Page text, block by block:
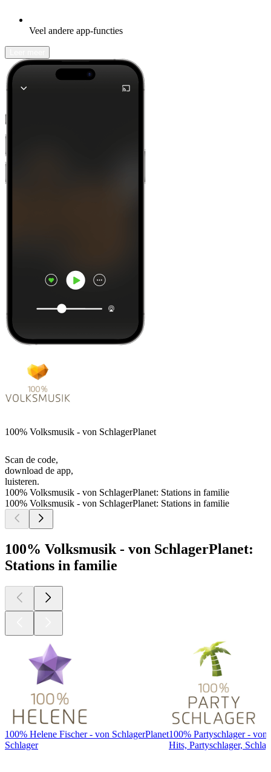
Veel andere app-functies
100% Volksmusik - von SchlagerPlanet
Scan de code,
download de app,
luisteren.
100% Volksmusik - von SchlagerPlanet: Stations in familie
100% Volksmusik - von SchlagerPlanet: Stations in familie
100% Volksmusik - von SchlagerPlanet:
Stations in familie
100% Helene Fischer - von SchlagerPlanet
Schlager
100% Partyschlager - von
Hits, Partyschlager,